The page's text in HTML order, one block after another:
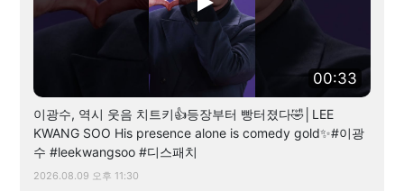
00:33
이광수, 역시 웃음 치트키👍등장부터 빵터졌다🤣│LEE
KWANG SOO His presence alone is comedy gold✨#이광
수 #leekwangsoo #디스패치
2026.08.09 오후 11:30